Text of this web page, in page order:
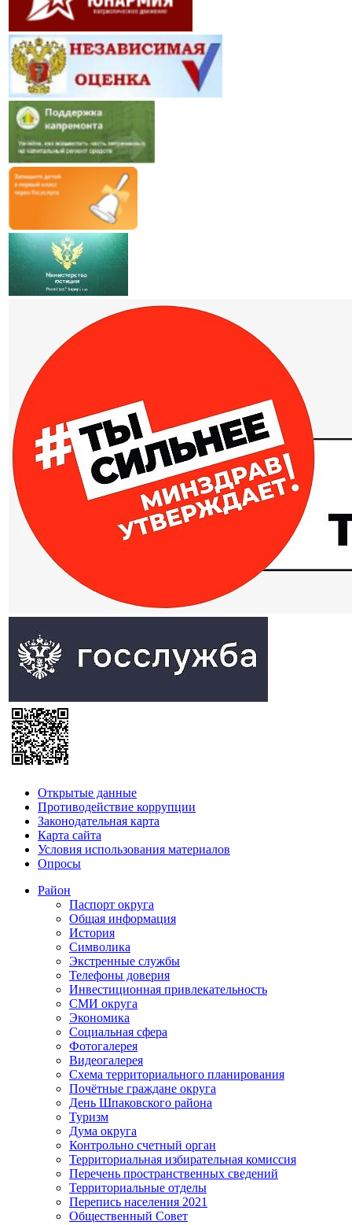
Открытые данные
Противодействие коррупции
Законодательная карта
Карта сайта
Условия использования материалов
Опросы
Район
Паспорт округа
Общая информация
История
Символика
Экстренные службы
Телефоны доверия
Инвестиционная привлекательность
СМИ округа
Экономика
Социальная сфера
Фотогалерея
Видеогалерея
Схема территориального планирования
Почётные граждане округа
День Шпаковского района
Туризм
Дума округа
Контрольно счетный орган
Территориальная избирательная комиссия
Перечень пространственных сведений
Территориальные отделы
Перепись населения 2021
Общественный Совет